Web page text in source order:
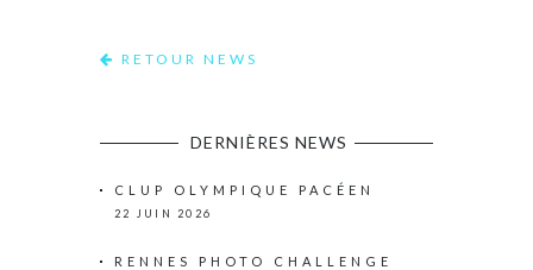
RETOUR NEWS
DERNIÈRES NEWS
CLUP OLYMPIQUE PACÉEN
22 JUIN 2026
RENNES PHOTO CHALLENGE